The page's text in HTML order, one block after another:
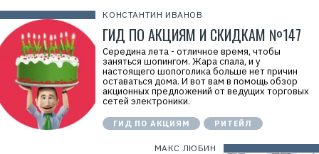
КОНСТАНТИН ИВАНОВ
ГИД ПО АКЦИЯМ И СКИДКАМ №147
Середина лета - отличное время, чтобы
заняться шопингом. Жара спала, и у
настоящего шопоголика больше нет причин
оставаться дома. И вот вам в помощь обзор
акционных предложений от ведущих торговых
сетей электроники.
ГИД ПО АКЦИЯМ РИТЕЙЛ
МАКС ЛЮБИН